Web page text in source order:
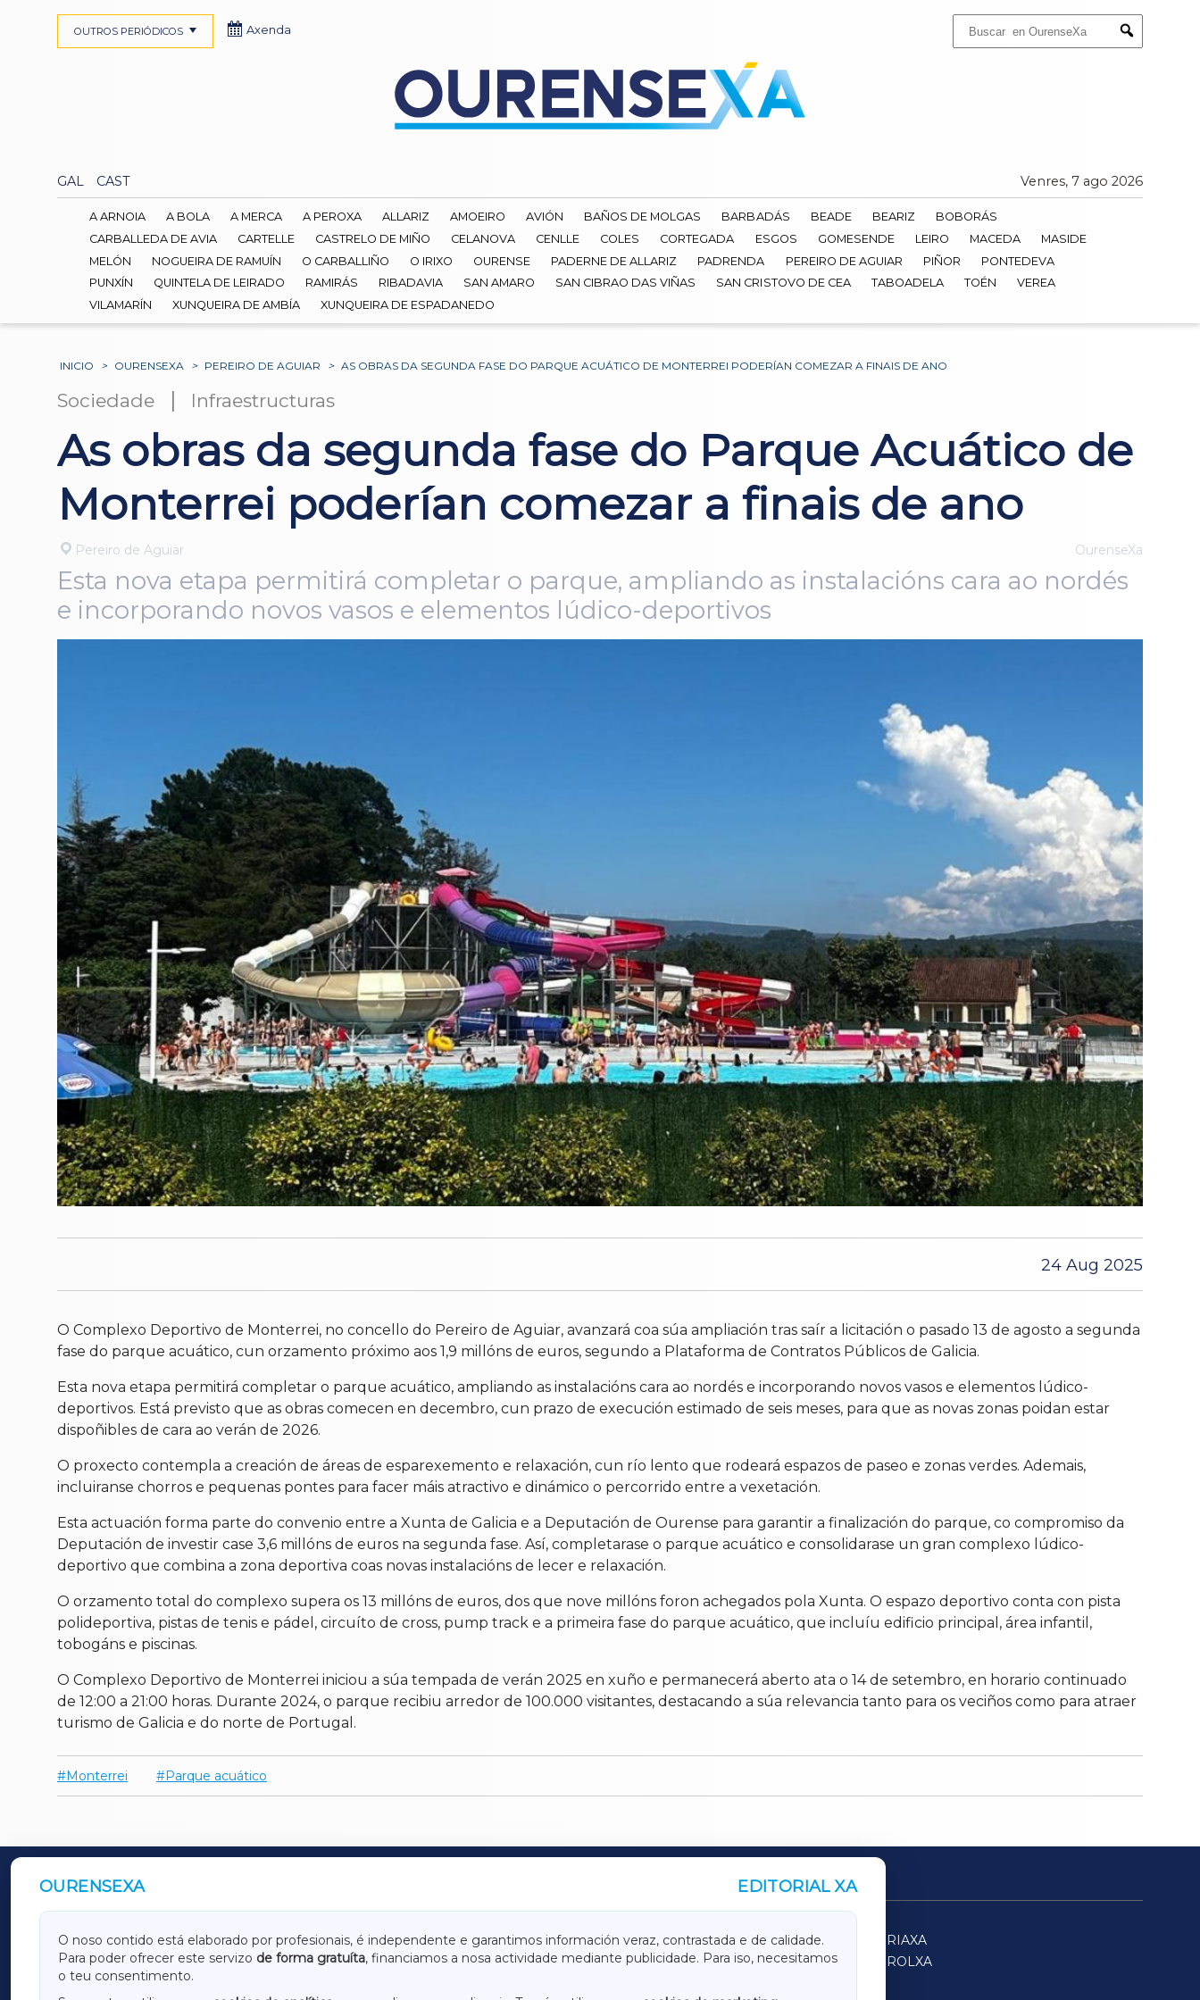
Submit
GAL CAST Venres, 7 ago 2026
OUTROS PERIÓDICOS Axenda
A ARNOIA A BOLA A MERCA A PEROXA ALLARIZ AMOEIRO AVIÓN BAÑOS DE MOLGAS BARBADÁS BEADE BEARIZ
BOBORÁS
CARBALLEDA DE AVIA
CARTELLE CASTRELO DE MIÑO CELANOVA CENLLE COLES CORTEGADA ESGOS GOMESENDE LEIRO MACEDA
MASIDE
MELÓN
NOGUEIRA DE RAMUÍN O CARBALLIÑO O IRIXO OURENSE PADERNE DE ALLARIZ PADRENDA PEREIRO DE AGUIAR PIÑOR
PONTEDEVA
PUNXÍN
QUINTELA DE LEIRADO RAMIRÁS RIBADAVIA SAN AMARO SAN CIBRAO DAS VIÑAS SAN CRISTOVO DE CEA TABOADELA TOÉN
VEREA
VILAMARÍN
XUNQUEIRA DE AMBÍA XUNQUEIRA DE ESPADANEDO
INICIO > OURENSEXA > PEREIRO DE AGUIAR > AS OBRAS DA SEGUNDA FASE DO PARQUE ACUÁTICO DE MONTERREI PODERÍAN COMEZAR A FINAIS DE ANO
Sociedade | Infraestructuras
As obras da segunda fase do Parque Acuático de
Monterrei poderían comezar a finais de ano
Pereiro de Aguiar OurenseXa
Esta nova etapa permitirá completar o parque, ampliando as instalacións cara ao nordés
e incorporando novos vasos e elementos lúdico-deportivos
24 Aug 2025
O Complexo Deportivo de Monterrei, no concello do Pereiro de Aguiar, avanzará coa súa ampliación tras saír a licitación o pasado 13 de agosto a segunda
fase do parque acuático, cun orzamento próximo aos 1,9 millóns de euros, segundo a Plataforma de Contratos Públicos de Galicia.
Esta nova etapa permitirá completar o parque acuático, ampliando as instalacións cara ao nordés e incorporando novos vasos e elementos lúdico-
deportivos. Está previsto que as obras comecen en decembro, cun prazo de execución estimado de seis meses, para que as novas zonas poidan estar
dispoñibles de cara ao verán de 2026.
O proxecto contempla a creación de áreas de esparexemento e relaxación, cun río lento que rodeará espazos de paseo e zonas verdes. Ademais,
incluiranse chorros e pequenas pontes para facer máis atractivo e dinámico o percorrido entre a vexetación.
Esta actuación forma parte do convenio entre a Xunta de Galicia e a Deputación de Ourense para garantir a finalización do parque, co compromiso da
Deputación de investir case 3,6 millóns de euros na segunda fase. Así, completarase o parque acuático e consolidarase un gran complexo lúdico-
deportivo que combina a zona deportiva coas novas instalacións de lecer e relaxación.
O orzamento total do complexo supera os 13 millóns de euros, dos que nove millóns foron achegados pola Xunta. O espazo deportivo conta con pista
polideportiva, pistas de tenis e pádel, circuíto de cross, pump track e a primeira fase do parque acuático, que incluíu edificio principal, área infantil,
tobogáns e piscinas.
O Complexo Deportivo de Monterrei iniciou a súa tempada de verán 2025 en xuño e permanecerá aberto ata o 14 de setembro, en horario continuado
de 12:00 a 21:00 horas. Durante 2024, o parque recibiu arredor de 100.000 visitantes, destacando a súa relevancia tanto para os veciños como para atraer
turismo de Galicia e do norte de Portugal.
Monterrei Parque acuático
OURENSEXA EDITORIAL XA
O noso contido está elaborado por profesionais, é independente e garantimos información veraz, contrastada e de calidade.
Para poder ofrecer este servizo de forma gratuíta, financiamos a nosa actividade mediante publicidade. Para iso, necesitamos
o teu consentimento.
OUTROS PERIÓDICOS
GALICIAXA LUGOXA TERRACHAXA
SARRIAXA
AMARIÑAXA
RIBEIRASACRAXA ACORUÑAXA
FERROLXA
OURENSEXA